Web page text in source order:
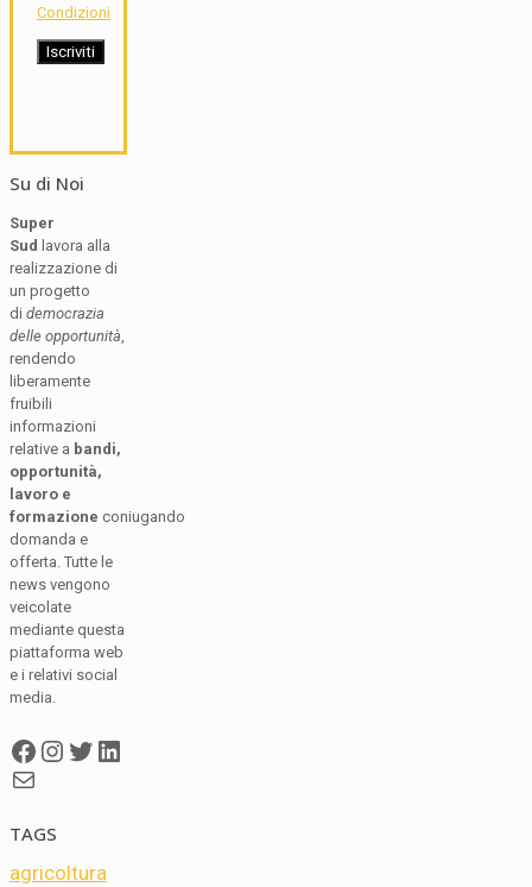
Condizioni
Su di Noi
Super
Sud lavora alla
realizzazione di
un progetto
di democrazia
delle opportunità
rendendo
liberamente
fruibili
informazioni
relative a bandi,
opportunità,
lavoro e
formazione coniugando
domanda e
offerta. Tutte le
news vengono
veicolate
mediante questa
piattaforma web
e i relativi social
media.
Facebook
Instagram
Twitter
LinkedIn
Mail
TAGS
agricoltura